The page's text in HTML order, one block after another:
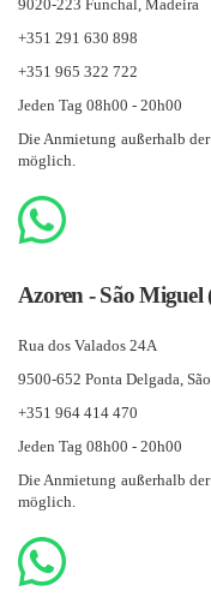
9020-223 Funchal, Madeira
+351 291 630 898
+351 965 322 722
Jeden Tag 08h00 - 20h00
Die Anmietung außerhalb
möglich.
Azoren - São
Rua dos Valados 24A
9500-652 Ponta Delgada,
+351 964 414 470
Jeden Tag 08h00 - 20h00
Die Anmietung außerhalb
möglich.